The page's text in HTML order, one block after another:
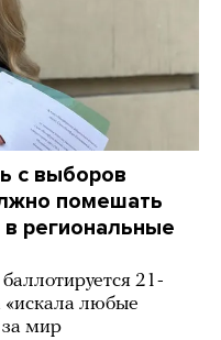
с выборов
помешать
в региональные
21-
любые
за мир